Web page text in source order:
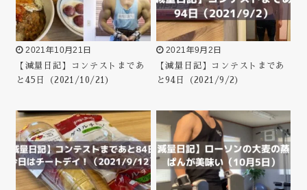
2021年10月21日
【減量日記】コンテストまであ
と45日（2021/10/21）
2021年9月2日
【減量日記】コンテストまであ
と94日（2021/9/2）